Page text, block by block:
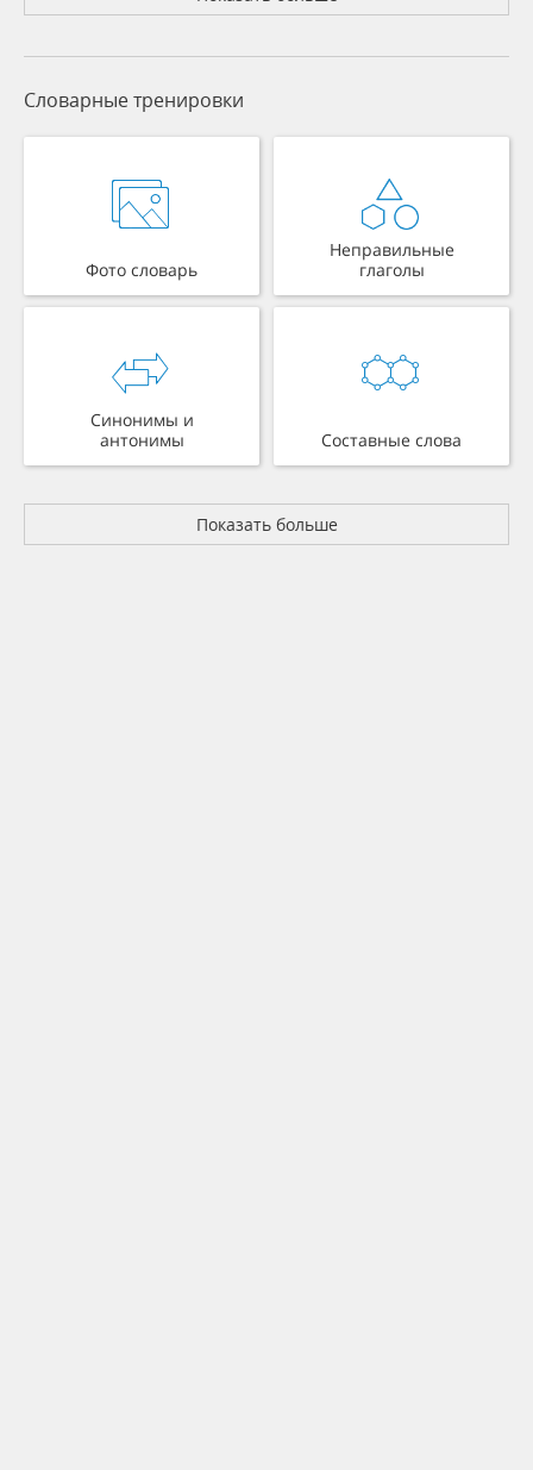
Словарные тренировки
Фото словарь
Неправильные
глаголы
Синонимы и
антонимы
Составные слова
Показать больше